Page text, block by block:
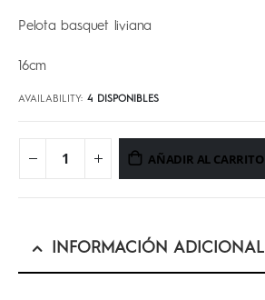
Pelota basquet liviana
16cm
AVAILABILITY: 4 DISPONIBLES
AÑADIR AL CARRITO
INFORMACIÓN ADICIONAL